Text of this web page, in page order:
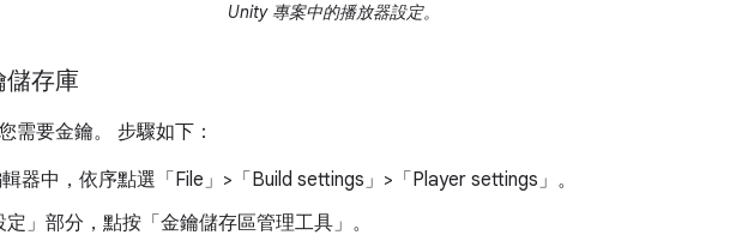
Unity 專案中的播放器設定。
儲存庫
需要金鑰。 步驟如下：
器中，依序點選「File」>「Build settings」>「Player settings」 。
」 部分，點按「金鑰儲存區管理工具」 。